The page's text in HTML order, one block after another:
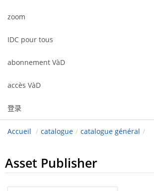
zoom
IDC pour tous
abonnement VàD
accès VàD
登录
Accueil / catalogue / catalogue général /
Asset Publisher